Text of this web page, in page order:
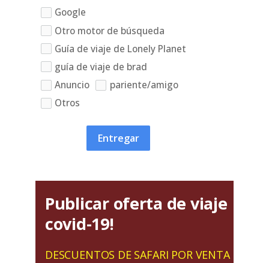
Google
Otro motor de búsqueda
Guía de viaje de Lonely Planet
guía de viaje de brad
Anuncio
pariente/amigo
Otros
Entregar
Publicar oferta de viaje
covid-19!
DESCUENTOS DE SAFARI POR VENTA